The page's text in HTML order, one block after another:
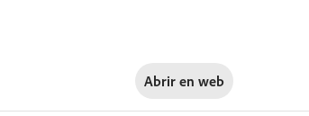
Abrir en web